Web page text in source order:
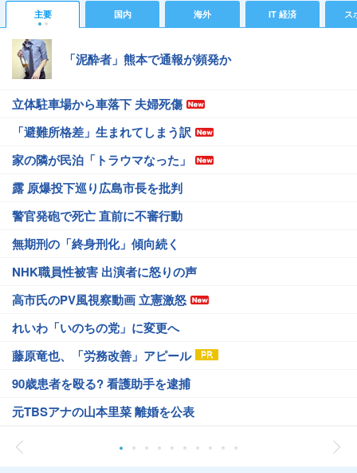
主要 国内 海外 IT 経済 ス
「泥酔者」熊本で通報が頻発か
立体駐車場から車落下 夫婦死傷
「避難所格差」生まれてしまう訳
家の隣が民泊「トラウマなった」
露 原爆投下巡り広島市長を批判
警官発砲で死亡 直前に不審行動
無期刑の「終身刑化」傾向続く
NHK職員性被害 出演者に怒りの声
高市氏のPV風視察動画 立憲激怒
れいわ「いのちの党」に変更へ
藤原竜也、「労務改善」アピール
90歳患者を殴る? 看護助手を逮捕
元TBSアナの山本里菜 離婚を公表